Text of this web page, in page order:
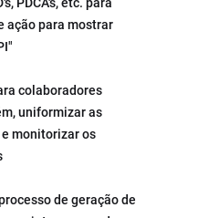
ação para mostrar
colaboradores
uniformizar as
monitorizar os
de geração de